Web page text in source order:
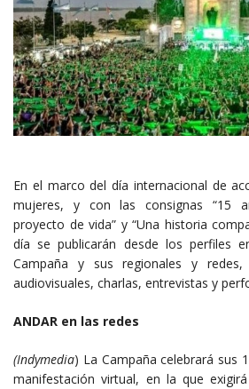
En el marco del día internacional de
mujeres, y con las consignas “15
proyecto de vida” y “Una historia
día se publicarán desde los perfiles
Campaña y sus regionales y
audiovisuales, charlas, entrevistas y
ANDAR en las redes
(Indymedia) La Campaña celebrará sus
manifestación virtual, en la que